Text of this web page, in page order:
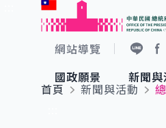
跳到主要內容
網站導覽
國政願景 新聞與
首頁
新聞與活動